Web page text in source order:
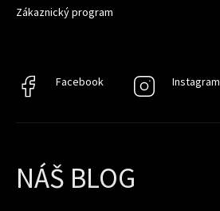
Zákaznický program
Facebook
Facebook Instagram
Instagram
NÁŠ BLOG